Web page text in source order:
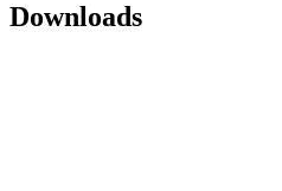
Downloads